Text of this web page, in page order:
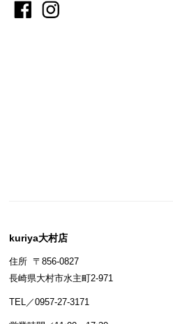
kuriya大村店
住所 〒856-0827
長崎県大村市水主町2-971
TEL／0957-27-3171